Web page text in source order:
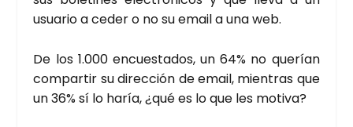
usua­rio a ceder o no su email a una web.
De los 1.000 encues­ta­dos, un 64% no que­rían
com­par­tir su direc­ción de email, mien­tras que
un 36% sí lo haría, ¿qué es lo que les moti­va?